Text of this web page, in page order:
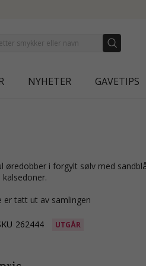
NYHETER GAVETIPS
er tatt ut av samlingen
262444 UTGÅR